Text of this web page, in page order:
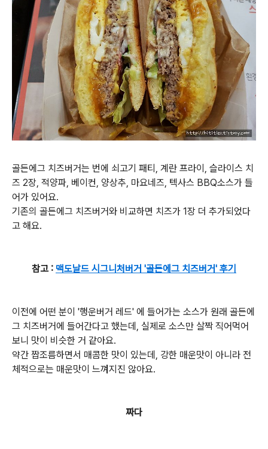
골든에그 치즈버거는 번에 쇠고기 패티, 계란 프라이, 슬라이스 치
즈 2장, 적양파, 베이컨, 양상추, 마요네즈, 텍사스 BBQ소스가 들
어가 있어요.
기존의 골든에그 치즈버거와 비교하면 치즈가 1장 더 추가되었다
고 해요.
참고 : 맥도날드 시그니처버거 '골든에그 치즈버거' 후기
이전에 어떤 분이 '행운버거 레드' 에 들어가는 소스가 원래 골든에
그 치즈버거에 들어간다고 했는데, 실제로 소스만 살짝 직어먹어
보니 맛이 비슷한 거 같아요.
약간 짭조름하면서 매콤한 맛이 있는데, 강한 매운맛이 아니라 전
체적으로는 매운맛이 느껴지진 않아요.
짜다